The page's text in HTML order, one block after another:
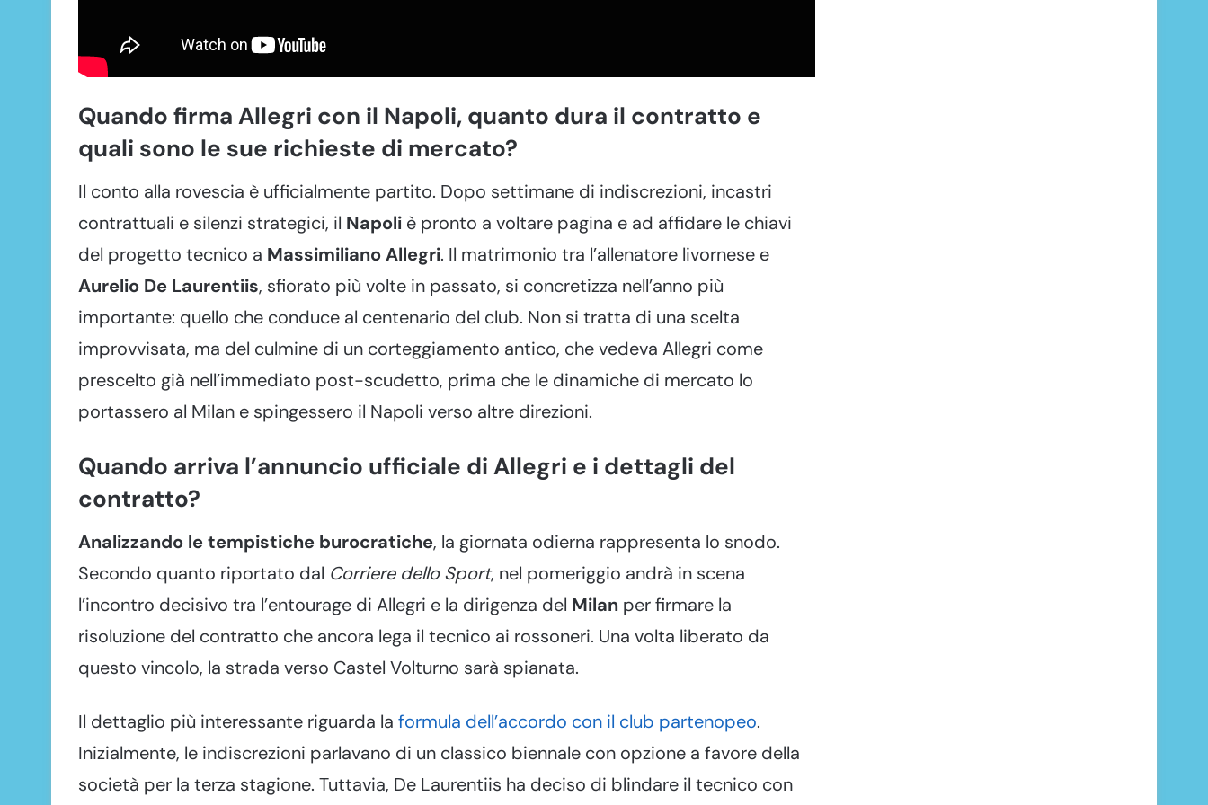
Quando firma Allegri con il Napoli, quanto dura il contratto e
quali sono le sue richieste di mercato?
Il conto alla rovescia è ufficialmente partito. Dopo settimane di indiscrezioni, incastri
contrattuali e silenzi strategici, il Napoli è pronto a voltare pagina e ad affidare le chiavi
del progetto tecnico a Massimiliano Allegri. Il matrimonio tra l’allenatore livornese e
Aurelio De Laurentiis, sfiorato più volte in passato, si concretizza nell’anno più
importante: quello che conduce al centenario del club. Non si tratta di una scelta
improvvisata, ma del culmine di un corteggiamento antico, che vedeva Allegri come
prescelto già nell’immediato post-scudetto, prima che le dinamiche di mercato lo
portassero al Milan e spingessero il Napoli verso altre direzioni.
Quando arriva l’annuncio ufficiale di Allegri e i dettagli del
contratto?
Analizzando le tempistiche burocratiche, la giornata odierna rappresenta lo snodo.
Secondo quanto riportato dal Corriere dello Sport, nel pomeriggio andrà in scena
l’incontro decisivo tra l’entourage di Allegri e la dirigenza del Milan per firmare la
risoluzione del contratto che ancora lega il tecnico ai rossoneri. Una volta liberato da
questo vincolo, la strada verso Castel Volturno sarà spianata.
Il dettaglio più interessante riguarda la formula dell’accordo con il club partenopeo.
Inizialmente, le indiscrezioni parlavano di un classico biennale con opzione a favore della
società per la terza stagione. Tuttavia, De Laurentiis ha deciso di blindare il tecnico con